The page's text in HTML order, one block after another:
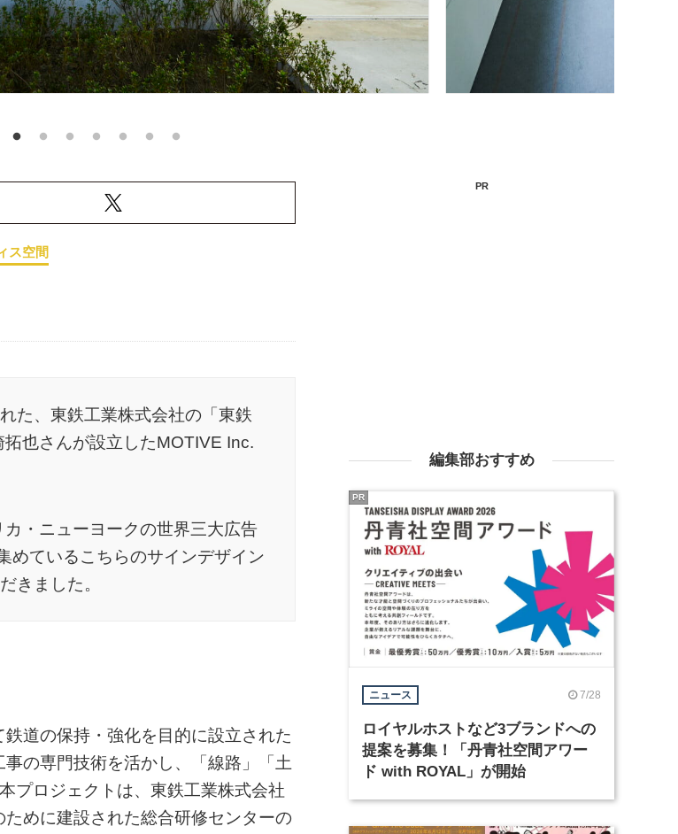
ス空間
た、東鉄工業株式会社の「東鉄
也さんが設立したMOTIVE Inc.
・ニューヨークの世界三大広告
めているこちらのサインデザイン
きました。
道の保持・強化を目的に設立された
の専門技術を活かし、「線路」「土
プロジェクトは、東鉄工業株式会社
めに建設された総合研修センターの
PR
編集部おすすめ
ニュース 7/28
ロイヤルホストなど3ブランドへの
提案を募集！「丹青社空間アワー
ド with ROYAL」が開始
PR